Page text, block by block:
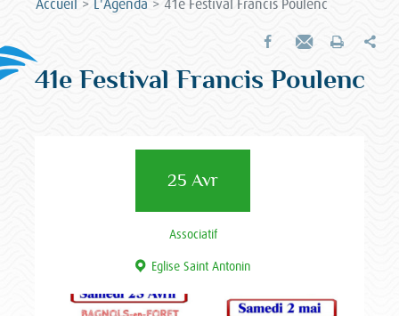
Accueil L'Agenda 41e Festival Francis Poulenc
Partager sur Facebook
Envoyer par e-mail
Imprimer
41e Festival Francis Poulenc
25 Avr
Associatif
Eglise Saint Antonin